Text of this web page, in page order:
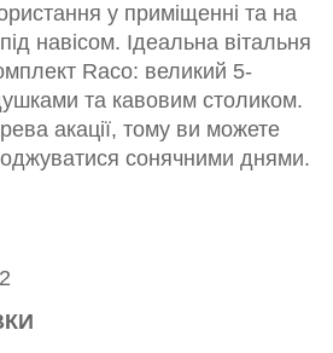
у приміщенні та на
навісом. Ідеальна вітальня
Raco: великий 5-
та кавовим столиком.
акації, тому ви можете
сонячними днями.